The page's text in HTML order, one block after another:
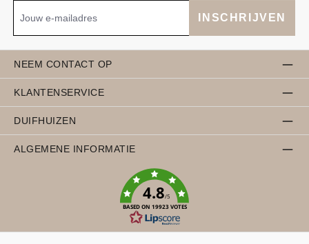
INSCHRIJVEN
NEEM CONTACT OP
KLANTENSERVICE
DUIFHUIZEN
ALGEMENE INFORMATIE
4.8/5
BASED ON 19923 VOTES